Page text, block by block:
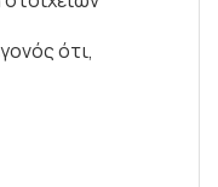
ότι,